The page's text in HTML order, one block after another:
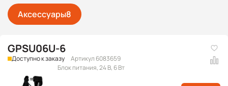
Аксессуары8
GPSU06U-6
Доступно к заказу
Артикул 6083659
Блок питания, 24 В, 6 Вт